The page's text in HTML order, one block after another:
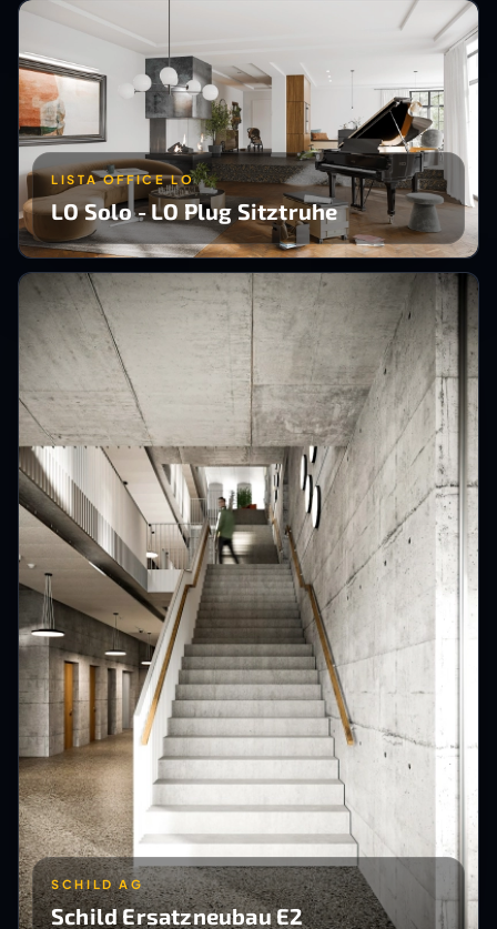
LISTA OFFICE LO
LO Solo - LO Plug Sitztruhe
SCHILD AG
Schild Ersatzneubau E2